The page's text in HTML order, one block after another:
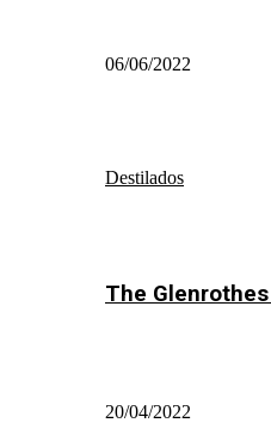
06/06/2022
Destilados
The
20/04/2022